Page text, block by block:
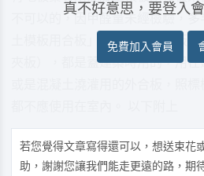
不可以的，因甲醛量未經檢驗，
土模板用合板」及「施工架踏板
夾板），都是蓋建築時用的，用
真不好意思，要登入
免費加入會員
若您覺得文章寫得還可以，想送束花
助，謝謝您讓我們能走更遠的路，期